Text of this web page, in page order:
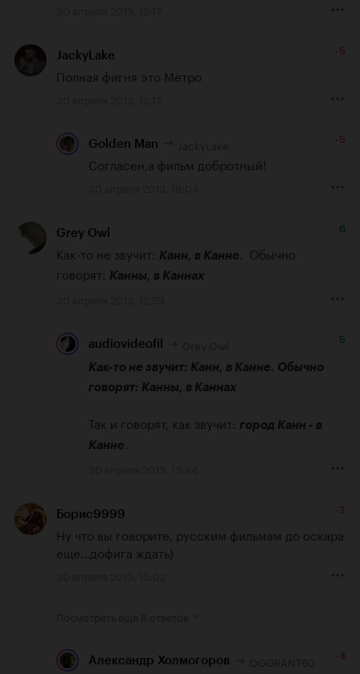
JackyLake -5
Полная фигня это Метро
Golden Man -5
Согласен,а фильм добротный!
Grey Owl 6
Как-то не звучит: Канн, в Канне.  Обычно
говорят: Канны, в Каннах
audiovideofil 5
Как-то не звучит: Канн, в Канне. Обычно
говорят: Канны, в Каннах
Так и говорят, как звучит: город Канн - в
Канне.
Борис9999 -2
Ну что вы говорите, русским фильмам до оскара
еще...дофига ждать)
Александр Холмогоров -4